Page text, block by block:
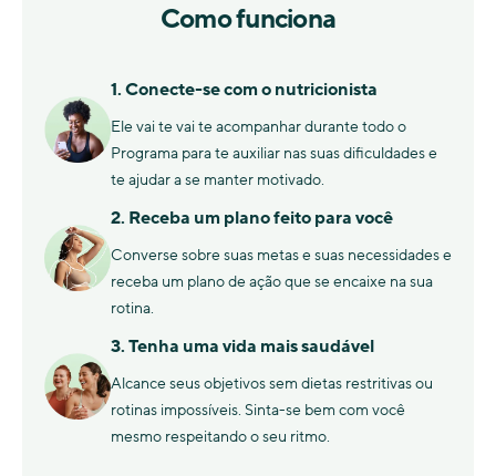
Como funciona
1. Conecte-se com o nutricionista
Ele vai te vai te acompanhar durante todo o
Programa para te auxiliar nas suas dificuldades e
te ajudar a se manter motivado.
2. Receba um plano feito para você
Converse sobre suas metas e suas necessidades e
receba um plano de ação que se encaixe na sua
rotina.
3. Tenha uma vida mais saudável
Alcance seus objetivos sem dietas restritivas ou
rotinas impossíveis. Sinta-se bem com você
mesmo respeitando o seu ritmo.